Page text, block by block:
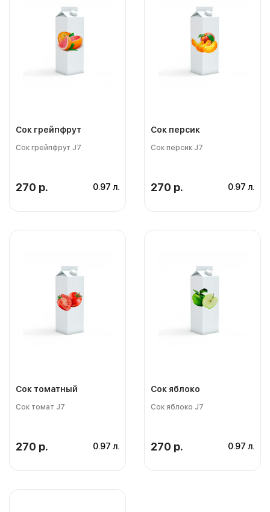
Сок грейпфрут
Сок грейпфрут J7
270 р. 0.97 л.
Сок персик
Сок персик J7
270 р. 0.97 л.
Сок томатный
Сок томат J7
270 р. 0.97 л.
Сок яблоко
Сок яблоко J7
270 р. 0.97 л.